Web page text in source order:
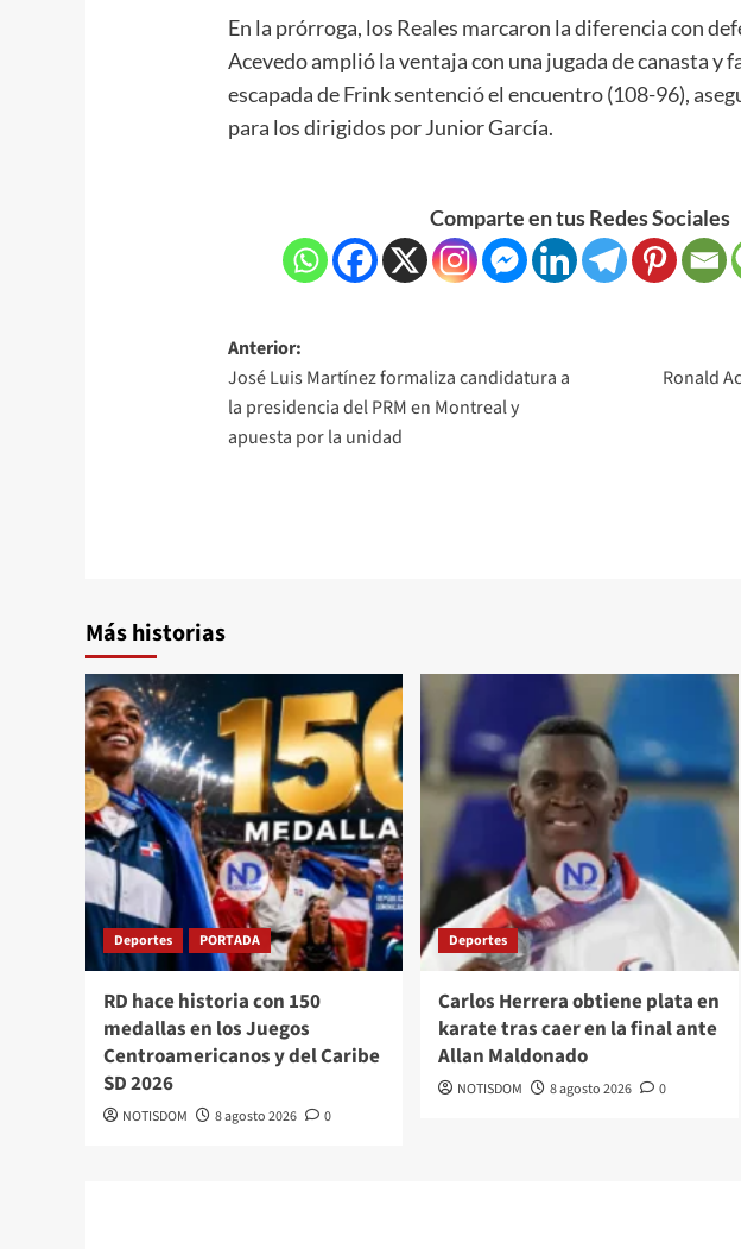
En la prórroga, los Reales marcaron la diferencia con
Acevedo amplió la ventaja con una jugada de canasta y
escapada de Frink sentenció el encuentro (108-96),
para los dirigidos por Junior García.
Comparte en tus Redes Sociales
Anterior:
José Luis Martínez formaliza candidatura a
la presidencia del PRM en Montreal y
apuesta por la unidad
Ronald
Más historias
Deportes PORTADA
RD hace historia con 150
medallas en los Juegos
Centroamericanos y del Caribe
SD 2026
NOTISDOM 8 agosto 2026 0
Deportes
Carlos Herrera obtiene plata en
karate tras caer en la final ante
Allan Maldonado
NOTISDOM 8 agosto 2026 0